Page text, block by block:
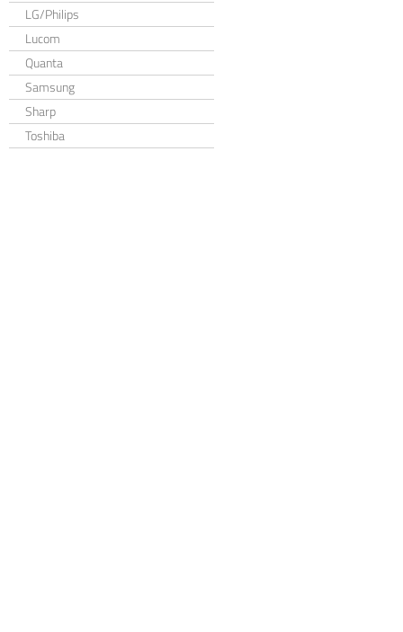
LG/Philips
Lucom
Quanta
Samsung
Sharp
Toshiba